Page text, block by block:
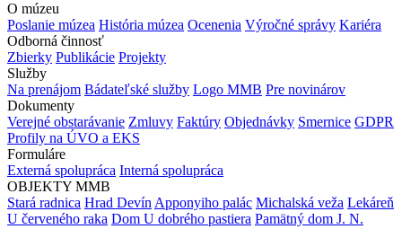
O múzeu
Poslanie múzea História múzea Ocenenia Výročné správy Kariéra
Odborná činnosť
Zbierky Publikácie Projekty
Služby
Na prenájom Bádateľské služby Logo MMB Pre novinárov
Dokumenty
Verejné obstarávanie Zmluvy Faktúry Objednávky Smernice GDPR
Profily na ÚVO a EKS
Formuláre
Externá spolupráca Interná spolupráca
OBJEKTY MMB
Stará radnica Hrad Devín Apponyiho palác Michalská veža Lekáreň
U červeného raka Dom U dobrého pastiera Pamätný dom J. N.